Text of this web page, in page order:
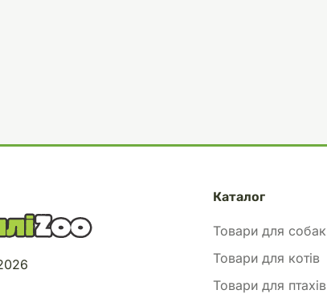
Каталог
Товари для собак
Товари для котів
Товари для птахів